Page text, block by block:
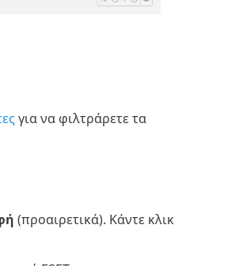
για να φιλτράρετε τα
(προαιρετικά). Κάντε κλικ